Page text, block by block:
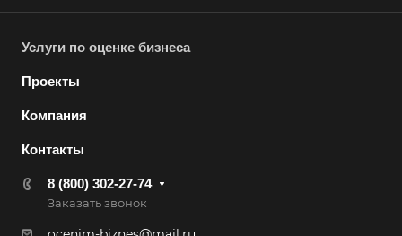
Услуги по оценке бизнеса
Проекты
Компания
Контакты
8 (800) 302-27-74
Заказать звонок
Губкин
Губкинский
Гуково
Гусь-Хрустальный
Дедовск